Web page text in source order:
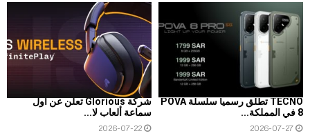
TECNO تطلق رسمياً سلسلة POVA
8 في المملكة...
2026-07-27
شركة Glorious تعلن عن أول
سماعة ألعاب لا...
2026-07-22